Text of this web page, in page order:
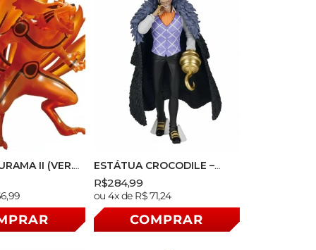
II (VER.
SHIPPUDEN –
ESTÁTUA CROCODILE –
ONE PIECE – THE SHUKKO –
BANPRESTO
Preço
normal
Preço
normal
Preço
promocional
R$284,99
ou 4x de R$ 71,24
COMPRAR